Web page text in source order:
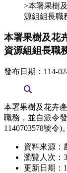
>本署果樹
源組組長職
本署果樹及花
資源組組長職
發布日期：114-
本署果樹及花卉
職務，並自派令
1140703578號令)。
資料來源：
瀏覽人次：
更新日期：